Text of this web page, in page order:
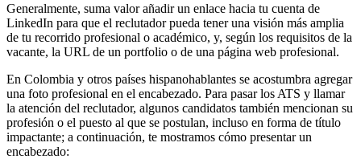
Generalmente, suma valor añadir un enlace hacia tu cuenta de
LinkedIn para que el reclutador pueda tener una visión más amplia
de tu recorrido profesional o académico, y, según los requisitos de la
vacante, la URL de un portfolio o de una página web profesional.
En Colombia y otros países hispanohablantes se acostumbra agregar
una foto profesional en el encabezado. Para pasar los ATS y llamar
la atención del reclutador, algunos candidatos también mencionan su
profesión o el puesto al que se postulan, incluso en forma de título
impactante; a continuación, te mostramos cómo presentar un
encabezado: